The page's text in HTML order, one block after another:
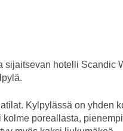
sijaitsevan hotelli Scandic
Kylpylässä on yhden
poreallasta,